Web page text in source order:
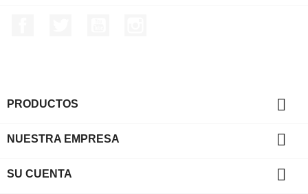
PRODUCTOS 
NUESTRA EMPRESA 
SU CUENTA 